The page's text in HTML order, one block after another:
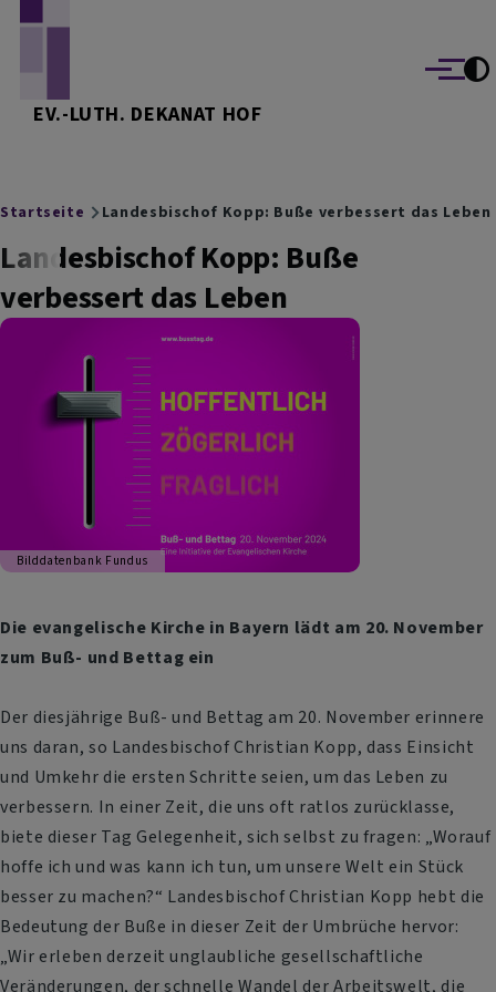
EV.-LUTH. DEKANAT HOF
Menü
Breadcrumb
Startseite Landesbischof Kopp: Buße verbessert das Leben
Landesbischof Kopp: Buße
verbessert das Leben
Bilddatenbank Fundus
Die evangelische Kirche in Bayern lädt am 20. November
zum Buß- und Bettag ein
Der diesjährige Buß- und Bettag am 20. November erinnere
uns daran, so Landesbischof Christian Kopp, dass Einsicht
und Umkehr die ersten Schritte seien, um das Leben zu
verbessern. In einer Zeit, die uns oft ratlos zurücklasse,
biete dieser Tag Gelegenheit, sich selbst zu fragen: „Worauf
hoffe ich und was kann ich tun, um unsere Welt ein Stück
besser zu machen?“ Landesbischof Christian Kopp hebt die
Bedeutung der Buße in dieser Zeit der Umbrüche hervor:
„Wir erleben derzeit unglaubliche gesellschaftliche
Veränderungen, der schnelle Wandel der Arbeitswelt, die